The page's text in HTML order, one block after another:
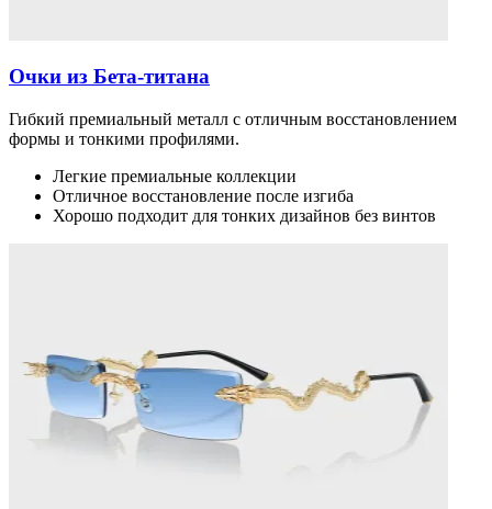
Очки из Бета-титана
Гибкий премиальный металл с отличным восстановлением
формы и тонкими профилями.
Легкие премиальные коллекции
Отличное восстановление после изгиба
Хорошо подходит для тонких дизайнов без винтов